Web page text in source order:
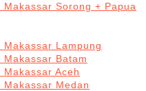
Makassar Sorong + Papua
Makassar Lampung
Makassar Batam
Makassar Aceh
Makassar Medan